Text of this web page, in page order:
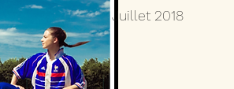
Juillet 2018